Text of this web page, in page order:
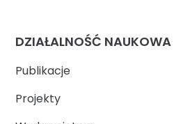
DZIAŁALNOŚĆ NAUKOWA
Publikacje
Projekty